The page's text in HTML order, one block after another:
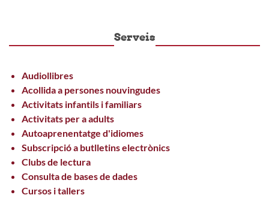
Serveis
Audiollibres
Acollida a persones nouvingudes
Activitats infantils i familiars
Activitats per a adults
Autoaprenentatge d'idiomes
Subscripció a butlletins electrònics
Clubs de lectura
Consulta de bases de dades
Cursos i tallers